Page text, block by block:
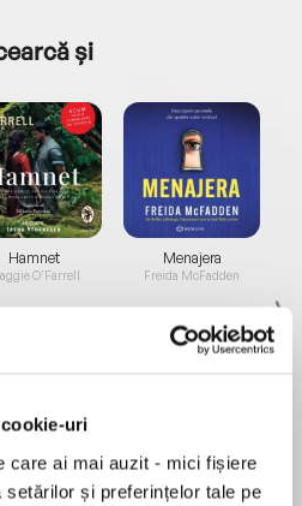
uri
care ai mai auzit - mici fișiere
și preferințelor tale pe
și
Hamnet
O'Farrell
la...
Weisberger
Menajera
Freida McFadden
Sohn Won-pyung